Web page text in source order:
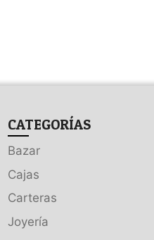
CATEGORÍAS
Bazar
Cajas
Carteras
Joyería